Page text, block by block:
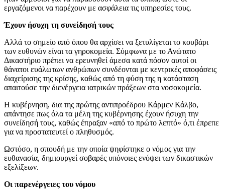
εργαζόμενοι να παρέχουν με ασφάλεια τις υπηρεσίες τους.
Έχουν ήσυχη τη συνείδησή τους
Αλλά το σημείο από όπου θα αρχίσει να ξετυλίγεται το κουβάρι
των ευθυνών είναι τα γηροκομεία. Σύμφωνα με το Ανώτατο
Δικαστήριο πρέπει να ερευνηθεί άμεσα κατά πόσον αυτοί οι
θάνατοι ευάλωτων ανθρώπων συνδέονται με κεντρικές αποφάσεις
διαχείρισης της κρίσης, καθώς από τη φύση της η κατάσταση
απαιτούσε την διενέργεια ιατρικών πράξεων στα νοσοκομεία.
Η κυβέρνηση, δια της πρώτης αντιπροέδρου Κάρμεν Κάλβο,
απάντησε πως όλα τα μέλη της κυβέρνησης έχουν ήσυχη την
συνείδησή τους, καθώς έπραξαν «από το πρώτο λεπτό» ό,τι έπρεπε
για να προστατευτεί ο πληθυσμός.
Ωστόσο, η σπουδή με την οποία ψηφίστηκε ο νόμος για την
ευθανασία, δημιουργεί σοβαρές υπόνοιες ενόψει των δικαστικών
εξελίξεων.
Οι παρενέργειες του νόμου